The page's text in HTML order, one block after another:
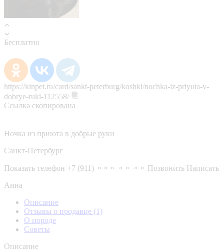
Бесплатно
https://kinpet.ru/card/sankt-peterburg/koshki/nochka-iz-priyuta-v-
dobrye-ruki-112558/
Ссылка скопирована
Ночка из приюта в добрые руки
Санкт-Петербург
Показать телефон +7 (911) ⚬⚬⚬ ⚬⚬ ⚬⚬ Позвонить Написать
Анна
Описание
Отзывы о продавце (1)
О породе
Советы
Описание